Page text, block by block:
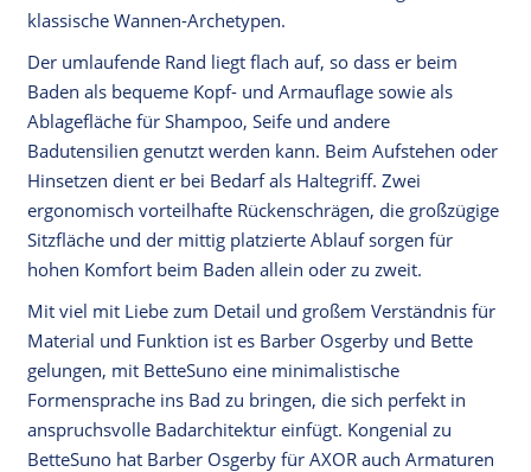
klassische Wannen-Archetypen.
Der umlaufende Rand liegt flach auf, so dass er beim
Baden als bequeme Kopf- und Armauflage sowie als
Ablagefläche für Shampoo, Seife und andere
Badutensilien genutzt werden kann. Beim Aufstehen oder
Hinsetzen dient er bei Bedarf als Haltegriff. Zwei
ergonomisch vorteilhafte Rückenschrägen, die großzügige
Sitzfläche und der mittig platzierte Ablauf sorgen für
hohen Komfort beim Baden allein oder zu zweit.
Mit viel mit Liebe zum Detail und großem Verständnis für
Material und Funktion ist es Barber Osgerby und Bette
gelungen, mit BetteSuno eine minimalistische
Formensprache ins Bad zu bringen, die sich perfekt in
anspruchsvolle Badarchitektur einfügt. Kongenial zu
BetteSuno hat Barber Osgerby für AXOR auch Armaturen